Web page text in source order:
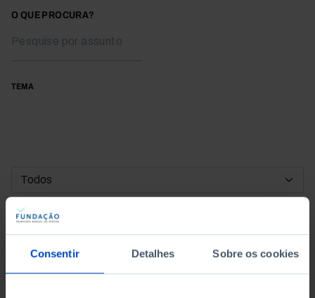
Consentir Detalhes Sobre os cookies
O QUE PROCURA?
TEMA
DATA DE INÍCIO
DATA DE FIM